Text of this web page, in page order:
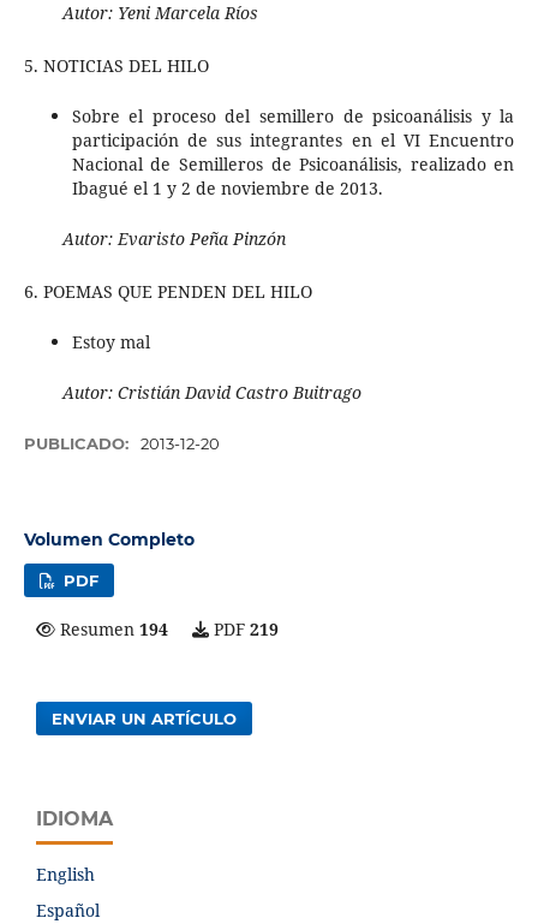
Autor: Yeni Marcela Ríos
5. NOTICIAS DEL HILO
Sobre el proceso del semillero de psicoanálisis y la
participación de sus integrantes en el VI Encuentro
Nacional de Semilleros de Psicoanálisis, realizado en
Ibagué el 1 y 2 de noviembre de 2013.
Autor:Evaristo Peña Pinzón
6. POEMAS QUE PENDEN DEL HILO
Estoy mal
Autor: Cristián David Castro Buitrago
PUBLICADO: 2013-12-20
Volumen Completo
PDF
Resumen 194 PDF 219
ENVIAR UN ARTÍCULO
IDIOMA
English
Español